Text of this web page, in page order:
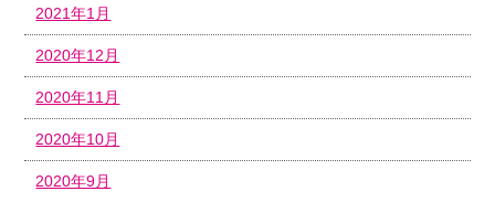
2021年1月
2020年12月
2020年11月
2020年10月
2020年9月